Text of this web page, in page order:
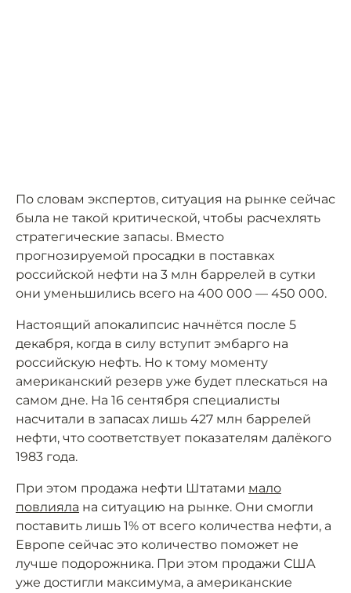
По словам экспертов, ситуация на рынке сейчас
была не такой критической, чтобы расчехлять
стратегические запасы. Вместо
прогнозируемой просадки в поставках
российской нефти на 3 млн баррелей в сутки
они уменьшились всего на 400 000 — 450 000.
Настоящий апокалипсис начнётся после 5
декабря, когда в силу вступит эмбарго на
российскую нефть. Но к тому моменту
американский резерв уже будет плескаться на
самом дне. На 16 сентября специалисты
насчитали в запасах лишь 427 млн баррелей
нефти, что соответствует показателям далёкого
1983 года.
При этом продажа нефти Штатами мало
повлияла на ситуацию на рынке. Они смогли
поставить лишь 1% от всего количества нефти, а
Европе сейчас это количество поможет не
лучше подорожника. При этом продажи США
уже достигли максимума, а американские